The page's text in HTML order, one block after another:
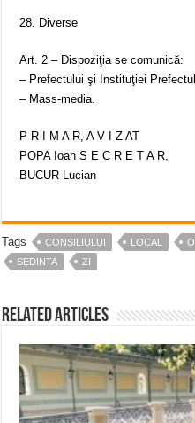
28. Diverse
Art. 2 – Dispoziţia se comunică:
– Prefectului şi Instituţiei
– Mass-media.
P R I M A R, A V I Z AT
POPA Ioan S E C R E T A R,
BUCUR Lucian
Tags CONSILIULUI LOCAL
SEDINTA
ZI
Related Articles